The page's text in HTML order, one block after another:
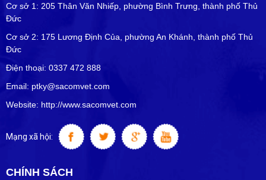
Cơ sở 1: 205 Thân Văn Nhiếp, phường Bình Trưng, thành phố Thủ
Đức
Cơ sở 2: 175 Lương Định Của, phường An Khánh, thành phố Thủ
Đức
Điện thoại: 0337 472 888
Email: ptky@sacomvet.com
Website: http://www.sacomvet.com
Mạng xã hội:
CHÍNH SÁCH